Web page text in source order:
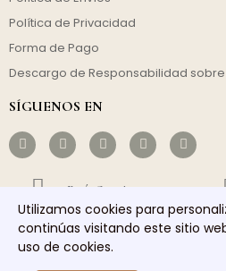
Política de Privacidad
Forma de Pago
Descargo de Responsabilidad
SÍGUENOS EN
Envío Gratuito
Envío Rápido
Utilizamos cookies para
continúas visitando este sitio
uso de cookies.